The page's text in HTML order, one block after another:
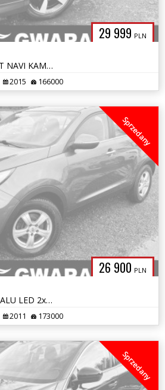
29 999 PLN
*1.2T 116KM AUTOMAT NAVI KAMERY 360 PANORAMA LED ALU Grz.Fotele Radar*
2015 166000
26 900 PLN
Sprzedany
1.6i 135KM Klimatronik ALU LED 2xPDC 4xGrz.FOTELE ALU Opłaty Gwarancja
2011 173000
Sprzedany